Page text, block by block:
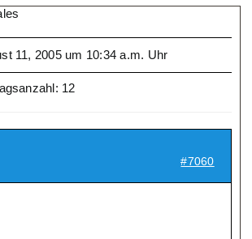
11, 2005 um 10:34 a.m. Uhr
12
#7060